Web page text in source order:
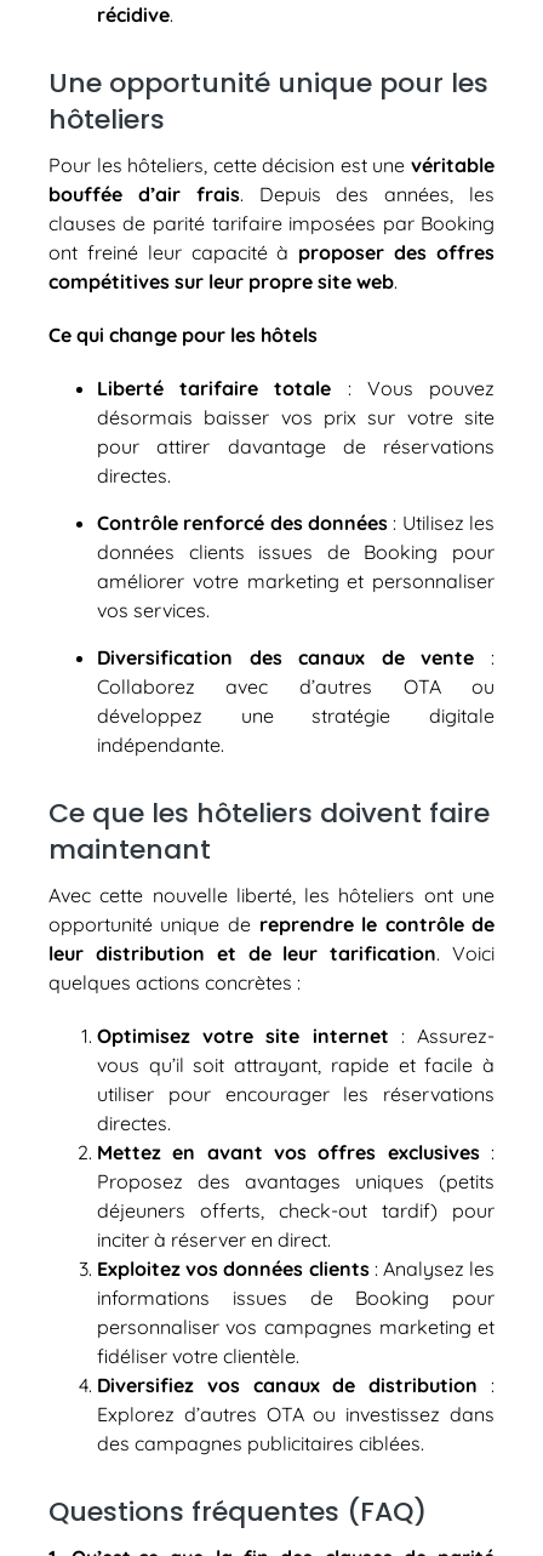
récidive.
Une opportunité unique pour les
hôteliers
Pour les hôteliers, cette décision est unevéritable
bouffée d’air frais. Depuis des années, les
clauses de parité tarifaire imposées par Booking
ont freiné leur capacité à proposer des offres
compétitives sur leur propre site web.
Ce qui change pour les hôtels
Liberté tarifaire totale : Vous pouvez
désormais baisser vos prix sur votre site
pour attirer davantage de réservations
directes.
Contrôle renforcé des données : Utilisez les
données clients issues de Booking pour
améliorer votre marketing et personnaliser
vos services.
Diversification des canaux de vente :
Collaborez avec d’autres OTA ou
développez une stratégie digitale
indépendante.
Ce que les hôteliers doivent faire
maintenant
Avec cette nouvelle liberté, les hôteliers ont une
opportunité unique de reprendre le contrôle de
leur distribution et de leur tarification. Voici
quelques actions concrètes :
Optimisez votre site internet : Assurez-
vous qu’il soit attrayant, rapide et facile à
utiliser pour encourager les réservations
directes.
Mettez en avant vos offres exclusives:
Proposez des avantages uniques (petits
déjeuners offerts, check-out tardif) pour
inciter à réserver en direct.
Exploitez vos données clients: Analysez les
informations issues de Booking pour
personnaliser vos campagnes marketing et
fidéliser votre clientèle.
Diversifiez vos canaux de distribution :
Explorez d’autres OTA ou investissez dans
des campagnes publicitaires ciblées.
Questions fréquentes (FAQ)